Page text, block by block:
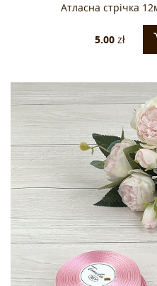
Атласна стрічка
5.00zł